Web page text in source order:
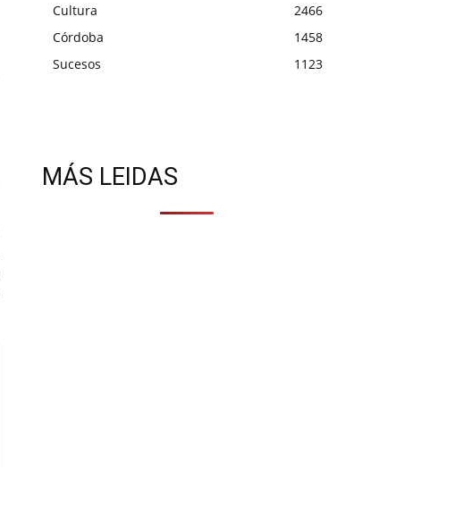
Cultura
2466
Córdoba
1458
Sucesos
1123
MÁS LEIDAS